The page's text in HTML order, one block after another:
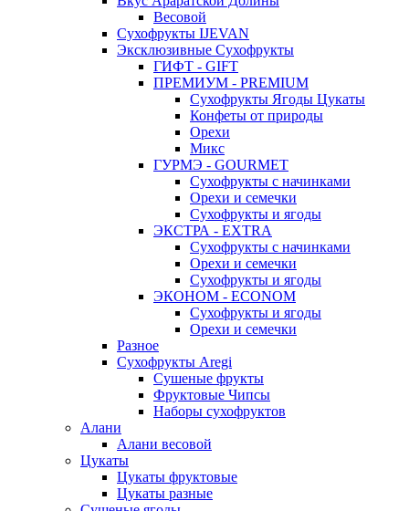
Весовой
Сухофрукты IJEVAN
Эксклюзивные Сухофрукты
ГИФТ - GIFT
ПРЕМИУМ - PREMIUM
Сухофрукты Ягоды Цукаты
Конфеты от природы
Орехи
Микс
ГУРМЭ - GOURMET
Сухофрукты с начинками
Орехи и семечки
Сухофрукты и ягоды
ЭКСТРА - EXTRA
Сухофрукты с начинками
Орехи и семечки
Сухофрукты и ягоды
ЭКОНОМ - ECONOM
Сухофрукты и ягоды
Орехи и семечки
Разное
Сухофрукты Aregi
Сушеные фрукты
Фруктовые Чипсы
Наборы сухофруктов
Алани
Алани весовой
Цукаты
Цукаты фруктовые
Цукаты разные